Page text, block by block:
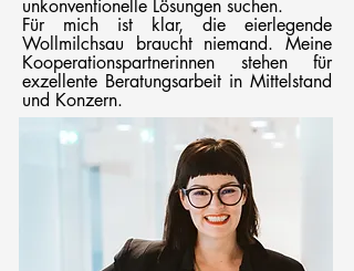
unkonventionelle Lösungen suchen.
Für mich ist klar, die eierlegende
Wollmilchsau braucht niemand. Meine
Kooperationspartnerinnen stehen für
exzellente Beratungsarbeit in Mittelstand
und Konzern.